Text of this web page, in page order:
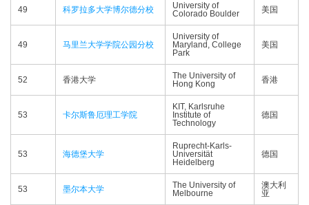
49 科罗拉多大学博尔德分校
University of
Colorado Boulder
美国
49 马里兰大学学院公园分校
University of
Maryland, College
Park
美国
52 香港大学
The University of
Hong Kong
香港
53 卡尔斯鲁厄理工学院
KIT, Karlsruhe
Institute of
Technology
德国
53 海德堡大学
Ruprecht-Karls-
Universität
Heidelberg
德国
53 墨尔本大学
The University of
Melbourne
澳大利
亚